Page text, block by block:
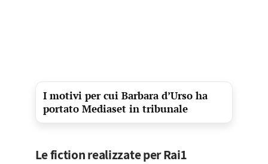
I motivi per cui Barbara d’Urso ha
portato Mediaset in tribunale
Le fiction realizzate per Rai1